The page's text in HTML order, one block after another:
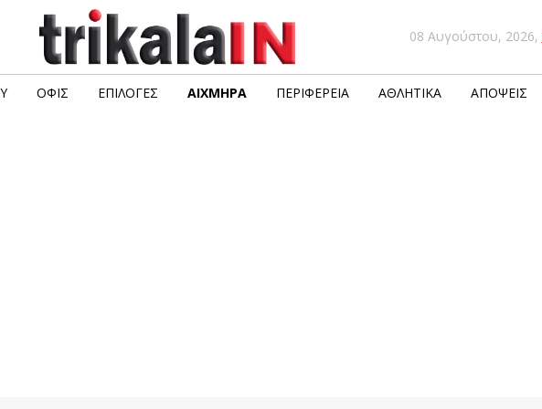
08 Αυγούστου, 2026,
ΟΦΙΣ ΕΠΙΛΟΓΈΣ ΑΙΧΜΗΡΆ ΠΕΡΙΦΈΡΕΙΑ ΑΘΛΗΤΙΚΆ ΑΠΌΨΕΙΣ